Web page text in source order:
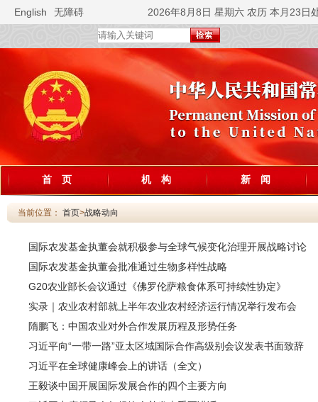
English 无障碍 2026年8月8日 星期六 农历 本月23日
首 页 机 构 新 闻
当前位置： 首页>战略动向
国际农发基金执董会就积极参与全球气候变化治理开展战略讨论
国际农发基金执董会批准通过生物多样性战略
G20农业部长会议通过《佛罗伦萨粮食体系可持续性协定》
实录｜农业农村部就上半年农业农村经济运行情况举行发布会
隋鹏飞：中国农业对外合作发展历程及形势任务
习近平向“一带一路”亚太区域国际合作高级别会议发表书面致辞
习近平在全球健康峰会上的讲话（全文）
王毅谈中国开展国际发展合作的四个主要方向